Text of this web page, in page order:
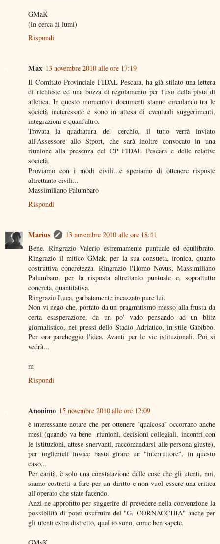
GMaK
(in cerca di lumi)
Rispondi
Max 13 novembre 2010 alle ore 17:19
Il Comitato Provinciale FIDAL Pescara, ha già stilato una lettera
di richieste ed una bozza di regolamento per l'uso della pista di
atletica. In questo momento i documenti stanno circolando tra le
società ineteressate e sono in attesa di eventuali suggerimenti,
integrazioni e quant'altro.
Trovata la quadratura del cerchio, il tutto verrà inviato
all'Assessore allo Stport, che sarà inoltre convocato in una
riunione alla presenza del CP FIDAL Pescara e delle relative
società.
Proviamo con i modi civili...e speriamo di ottenere risposte
altrettanto civili...
Massimiliano Palumbaro
Rispondi
Marius
13 novembre 2010 alle ore 18:41
Bene. Ringrazio Valerio estremamente puntuale ed equilibrato.
Ringrazio il mitico GMak, per la sua consueta, ironica, quanto
costruttiva concretezza. Ringrazio l'Homo Novus, Massimiliano
Palumbaro, per la risposta altrettanto puntuale e, soprattutto
concreta, quantitativa.
Ringrazio Luca, garbatamente incazzato pure lui.
Non vi nego che, portato da un pragmatismo messo alla frusta da
certa esasperazione, da un po' vado pensando ad un blitz
giornalistico, nei pressi dello Stadio Adriatico, in stile Gabibbo.
Per ora parcheggio l'idea. Avanti per le vie istituzionali. Poi si
vedrà...
m
Rispondi
Anonimo 15 novembre 2010 alle ore 12:09
è interessante notare che per ottenere "qualcosa" occorrano anche
mesi (quando va bene -riunioni, decisioni collegiali, incontri con
le istituzioni, attese snervanti, raccomandarsi alle persona giuste),
per toglierteli invece basta girare un "interruttore", in questo
caso...
Per carità, è solo una constatazione delle cose che gli utenti, noi,
siamo costretti a fare per un diritto e non vuol essere una critica
all'operato che state facendo.
Anzi ne approfitto per suggerire di prevedere nella convenzione la
possibilità di poter usufruire del "G. CORNACCHIA" anche per
gli utenti extra distretto, qual io sono, come ben sapete.